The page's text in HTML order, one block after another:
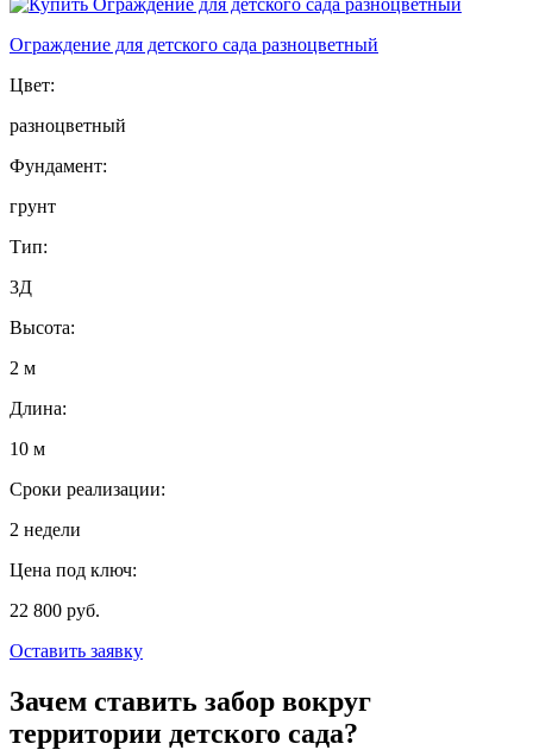
Ограждение для детского сада разноцветный
Цвет:
разноцветный
Фундамент:
грунт
Тип:
3Д
Высота:
2 м
Длина:
10 м
Сроки реализации:
2 недели
Цена под ключ:
22 800 руб.
Оставить заявку
Зачем ставить забор вокруг
территории детского сада?